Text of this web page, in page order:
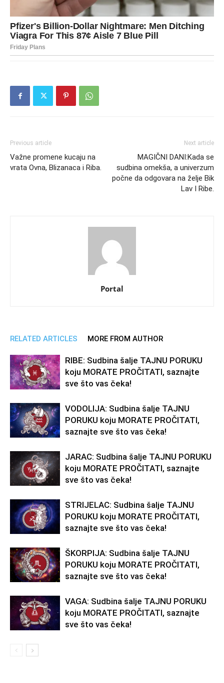
Previous article
Važne promene kucaju na
vrata Ovna, Blizanaca i Riba.
Next article
MAGIČNI DANI:Kada se
sudbina omekša, a univerzum
počne da odgovara na želje Bik
Lav I Ribe.
Portal
RELATED ARTICLES MORE FROM AUTHOR
RIBE: Sudbina šalje TAJNU PORUKU
koju MORATE PROČITATI, saznajte
sve što vas čeka!
VODOLIJA: Sudbina šalje TAJNU
PORUKU koju MORATE PROČITATI,
saznajte sve što vas čeka!
JARAC: Sudbina šalje TAJNU PORUKU
koju MORATE PROČITATI, saznajte
sve što vas čeka!
STRIJELAC: Sudbina šalje TAJNU
PORUKU koju MORATE PROČITATI,
saznajte sve što vas čeka!
ŠKORPIJA: Sudbina šalje TAJNU
PORUKU koju MORATE PROČITATI,
saznajte sve što vas čeka!
VAGA: Sudbina šalje TAJNU PORUKU
koju MORATE PROČITATI, saznajte
sve što vas čeka!